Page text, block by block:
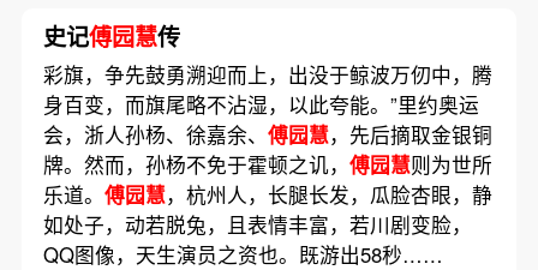
史记傅园慧传
彩旗，争先鼓勇溯迎而上，出没于鲸波万仞中，腾
身百变，而旗尾略不沾湿，以此夸能。”里约奥运
会，浙人孙杨、徐嘉余、 傅园慧，先后摘取金银铜
牌。然而，孙杨不免于霍顿之讥， 傅园慧则为世所
乐道。 傅园慧，杭州人，长腿长发，瓜脸杏眼，静
如处子，动若脱兔，且表情丰富，若川剧变脸，
QQ图像，天生演员之资也。既游出58秒……